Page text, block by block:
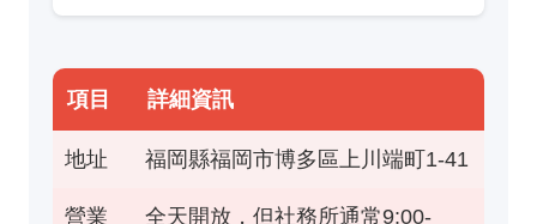
項目 詳細資訊
地址 福岡縣福岡市博多區上川端町1-41
營業
全天開放，但社務所通常9:00-